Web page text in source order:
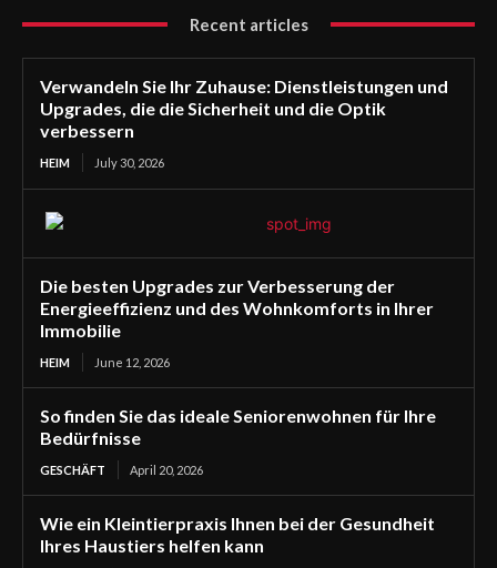
Recent articles
Verwandeln Sie Ihr Zuhause: Dienstleistungen und
Upgrades, die die Sicherheit und die Optik
verbessern
HEIM July 30, 2026
Die besten Upgrades zur Verbesserung der
Energieeffizienz und des Wohnkomforts in Ihrer
Immobilie
HEIM June 12, 2026
So finden Sie das ideale Seniorenwohnen für Ihre
Bedürfnisse
GESCHÄFT April 20, 2026
Wie ein Kleintierpraxis Ihnen bei der Gesundheit
Ihres Haustiers helfen kann